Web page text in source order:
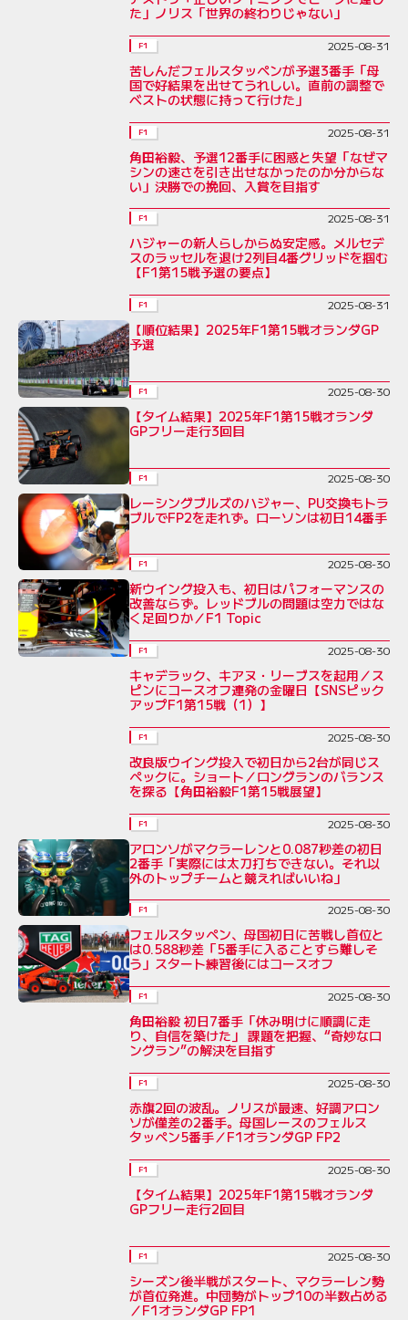
た」ノリス「世界の終わりじゃない」
F1 2025-08-31
苦しんだフェルスタッペンが予選3番手「母
国で好結果を出せてうれしい。直前の調整で
ベストの状態に持って行けた」
F1 2025-08-31
角田裕毅、予選12番手に困惑と失望「なぜマ
シンの速さを引き出せなかったのか分からな
い」決勝での挽回、入賞を目指す
F1 2025-08-31
ハジャーの新人らしからぬ安定感。メルセデ
スのラッセルを退け2列目4番グリッドを掴む
【F1第15戦予選の要点】
F1 2025-08-31
【順位結果】2025年F1第15戦オランダGP
予選
F1 2025-08-30
【タイム結果】2025年F1第15戦オランダ
GPフリー走行3回目
F1 2025-08-30
レーシングブルズのハジャー、PU交換もトラ
ブルでFP2を走れず。ローソンは初日14番手
F1 2025-08-30
新ウイング投入も、初日はパフォーマンスの
改善ならず。レッドブルの問題は空力ではな
く足回りか／F1 Topic
F1 2025-08-30
キャデラック、キアヌ・リーブスを起用／ス
ピンにコースオフ連発の金曜日【SNSピック
アップF1第15戦（1）】
F1 2025-08-30
改良版ウイング投入で初日から2台が同じス
ペックに。ショート／ロングランのバランス
を探る【角田裕毅F1第15戦展望】
F1 2025-08-30
アロンソがマクラーレンと0.087秒差の初日
2番手「実際には太刀打ちできない。それ以
外のトップチームと競えればいいね」
F1 2025-08-30
フェルスタッペン、母国初日に苦戦し首位と
は0.588秒差「5番手に入ることすら難しそ
う」スタート練習後にはコースオフ
F1 2025-08-30
角田裕毅 初日7番手「休み明けに順調に走
り、自信を築けた」 課題を把握、“奇妙なロ
ングラン”の解決を目指す
F1 2025-08-30
赤旗2回の波乱。ノリスが最速、好調アロン
ソが僅差の2番手。母国レースのフェルス
タッペン5番手／F1オランダGP FP2
F1 2025-08-30
【タイム結果】2025年F1第15戦オランダ
GPフリー走行2回目
F1 2025-08-30
シーズン後半戦がスタート、マクラーレン勢
が首位発進。中団勢がトップ10の半数占める
／F1オランダGP FP1